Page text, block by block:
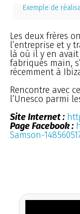
Exemple de
Les deux frères
l’entreprise et y
là où il y en
fabriqués main,
récemment à
Rencontre avec
l’Unesco parmi
Site Internet :
Page Facebook :
Samson-